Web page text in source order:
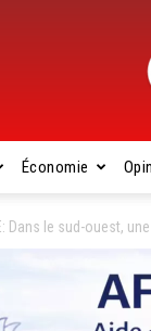
Économie
Dans le sud-ouest,